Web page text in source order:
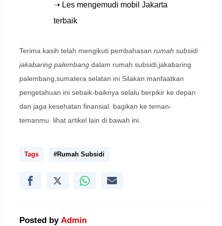
➝ Les mengemudi mobil Jakarta
terbaik
Terima kasih telah mengikuti pembahasan rumah subsidi
jakabaring palembangdalam rumah subsidi,jakabaring
palembang,sumatera selatan ini Silakan manfaatkan
pengetahuan ini sebaik-baiknya selalu berpikir ke depan
dan jaga kesehatan finansial. bagikan ke teman-
temanmu. lihat artikel lain di bawah ini.
Tags #Rumah Subsidi
Posted by Admin